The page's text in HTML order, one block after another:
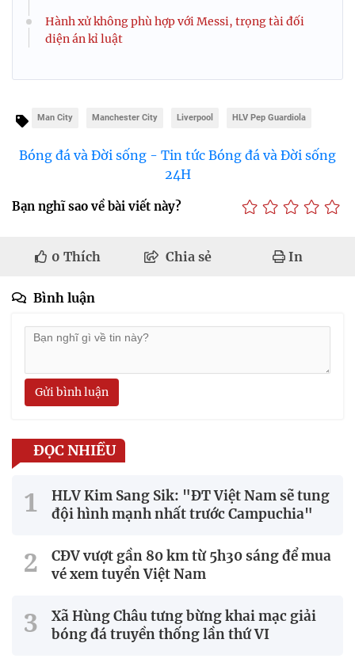
Hành xử không phù hợp với Messi, trọng tài đối
diện án kỉ luật
Man City Manchester City Liverpool HLV Pep Guardiola
Bóng đá và Đời sống - Tin tức Bóng đá và Đời sống
24H
Bạn nghĩ sao về bài viết này?
0 Thích Chia sẻ In
Bình luận
Gửi bình luận
ĐỌC NHIỀU
HLV Kim Sang Sik: "ĐT Việt Nam sẽ tung
đội hình mạnh nhất trước Campuchia"
CĐV vượt gần 80 km từ 5h30 sáng để mua
vé xem tuyển Việt Nam
Xã Hùng Châu tưng bừng khai mạc giải
bóng đá truyền thống lần thứ VI